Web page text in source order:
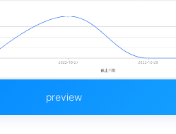
preview